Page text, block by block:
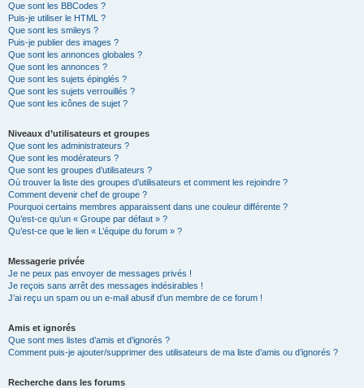
Que sont les BBCodes ?
Puis-je utiliser le HTML ?
Que sont les smileys ?
Puis-je publier des images ?
Que sont les annonces globales ?
Que sont les annonces ?
Que sont les sujets épinglés ?
Que sont les sujets verrouillés ?
Que sont les icônes de sujet ?
Niveaux d’utilisateurs et groupes
Que sont les administrateurs ?
Que sont les modérateurs ?
Que sont les groupes d’utilisateurs ?
Où trouver la liste des groupes d’utilisateurs et comment les rejoindre ?
Comment devenir chef de groupe ?
Pourquoi certains membres apparaissent dans une couleur différente ?
Qu’est-ce qu’un « Groupe par défaut » ?
Qu’est-ce que le lien « L’équipe du forum » ?
Messagerie privée
Je ne peux pas envoyer de messages privés !
Je reçois sans arrêt des messages indésirables !
J’ai reçu un spam ou un e-mail abusif d’un membre de ce forum !
Amis et ignorés
Que sont mes listes d’amis et d’ignorés ?
Comment puis-je ajouter/supprimer des utilisateurs de ma liste d’amis ou d’ignorés ?
Recherche dans les forums